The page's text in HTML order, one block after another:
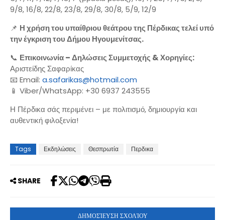
9/8, 16/8, 22/8, 23/8, 29/8, 30/8, 5/9, 12/9
📌 Η χρήση του υπαίθριου θεάτρου της Πέρδικας τελεί υπό
την έγκριση του Δήμου Ηγουμενίτσας.
📞 Επικοινωνία – Δηλώσεις Συμμετοχής & Χορηγίες:
Αριστείδης Σαφαρίκας
📧 Email: a.safarikas@hotmail.com
📱 Viber/WhatsApp: +30 6937 243555
Η Πέρδικα σάς περιμένει – με πολιτισμό, δημιουργία και
αυθεντική φιλοξενία!
Tags Εκδηλώσεις Θεσπρωτία Περδικα
SHARE
ΔΗΜΟΣΊΕΥΣΗ ΣΧΟΛΊΟΥ